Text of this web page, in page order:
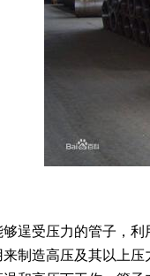
够逞受压力的管子，
制造高压及其以上压